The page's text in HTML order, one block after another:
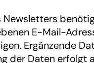
Newsletters
E-Mail-
Ergänzende
der Daten erfolgt